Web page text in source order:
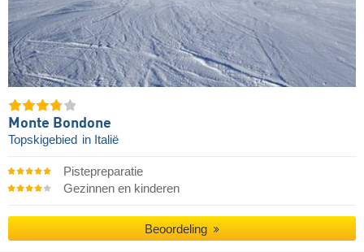
Monte Bondone
Topskigebied in Italië
Pistepreparatie
Gezinnen en kinderen
Beoordeling